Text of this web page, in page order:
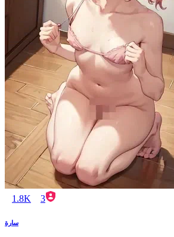
1.8K 3
سارة